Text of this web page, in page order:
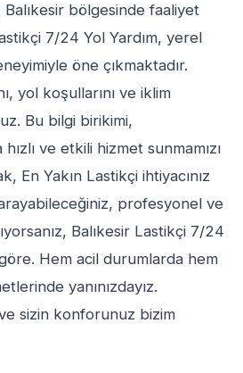
Balıkesir bölgesinde faaliyet
7/24 Yol Yardım, yerel
öne çıkmaktadır.
yol koşullarını ve iklim
Bu bilgi birikimi,
ve etkili hizmet sunmamızı
En Yakın Lastikçi ihtiyacınız
profesyonel ve
Balıkesir Lastikçi 7/24
Hem acil durumlarda hem
yanınızdayız.
ve sizin konforunuz bizim